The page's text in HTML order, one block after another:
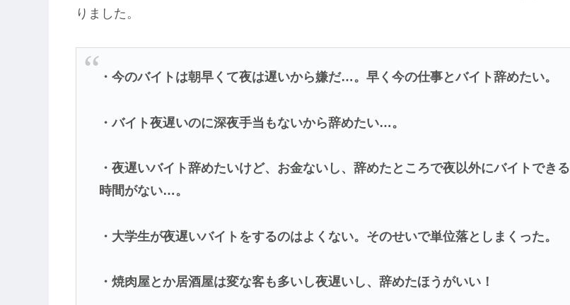
りました。
・今のバイトは朝早くて夜は遅いから嫌だ…。早く今の仕事とバイト辞めたい。
・バイト夜遅いのに深夜手当もないから辞めたい…。
・夜遅いバイト辞めたいけど、お金ないし、辞めたところで夜以外にバイトできる
時間がない…。
・大学生が夜遅いバイトをするのはよくない。そのせいで単位落としまくった。
・焼肉屋とか居酒屋は変な客も多いし夜遅いし、辞めたほうがいい！